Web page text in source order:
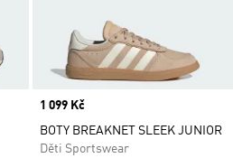
Price
1 099 Kč
BOTY BREAKNET SLEEK JUNIOR
Děti Sportswear